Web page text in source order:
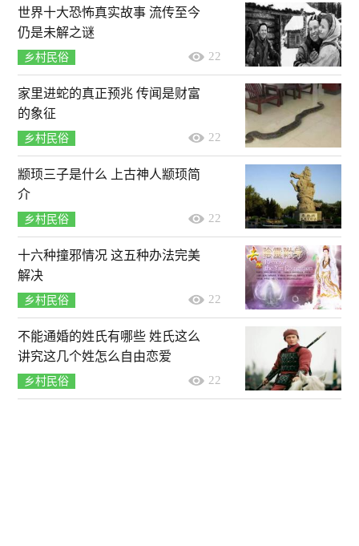
世界十大恐怖真实故事 流传至今
仍是未解之谜
乡村民俗 22
家里进蛇的真正预兆 传闻是财富
的象征
乡村民俗 22
颛顼三子是什么 上古神人颛顼简
介
乡村民俗 22
十六种撞邪情况 这五种办法完美
解决
乡村民俗 22
不能通婚的姓氏有哪些 姓氏这么
讲究这几个姓怎么自由恋爱
乡村民俗 22